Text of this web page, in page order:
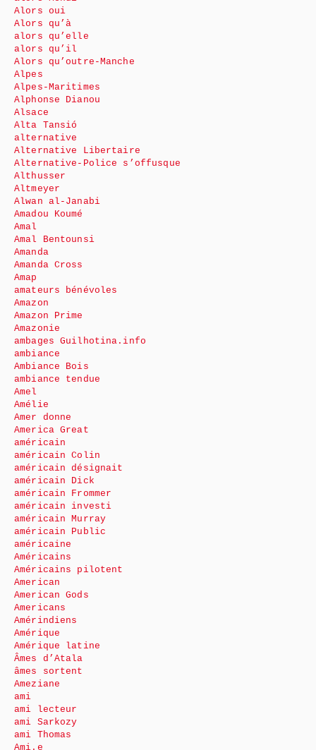
Alors oui
Alors qu’à
alors qu’elle
alors qu’il
Alors qu’outre-Manche
Alpes
Alpes-Maritimes
Alphonse Dianou
Alsace
Alta Tansió
alternative
Alternative Libertaire
Alternative-Police s’offusque
Althusser
Altmeyer
Alwan al-Janabi
Amadou Koumé
Amal
Amal Bentounsi
Amanda
Amanda Cross
Amap
amateurs bénévoles
Amazon
Amazon Prime
Amazonie
ambages Guilhotina.info
ambiance
Ambiance Bois
ambiance tendue
Amel
Amélie
Amer donne
America Great
américain
américain Colin
américain désignait
américain Dick
américain Frommer
américain investi
américain Murray
américain Public
américaine
Américains
Américains pilotent
American
American Gods
Americans
Amérindiens
Amérique
Amérique latine
Âmes d’Atala
âmes sortent
Ameziane
ami
ami lecteur
ami Sarkozy
ami Thomas
Ami.e